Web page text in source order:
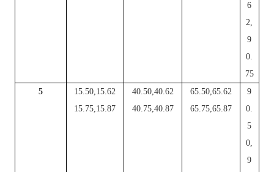
6
2,
9
0.
75
5
15.50,15.62
15.75,15.87
40.50,40.62
40.75,40.87
65.50,65.62
65.75,65.87
9
0.
5
0,
9